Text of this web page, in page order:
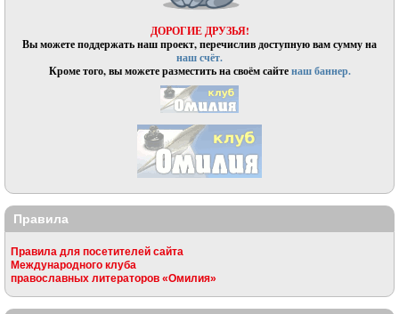
ДОРОГИЕ ДРУЗЬЯ!
Вы можете поддержать наш проект, перечислив доступную вам сумму на
наш счёт.
Кроме того, вы можете разместить на своём сайтенаш баннер.
Правила
Правила для посетителей сайта
Международного клуба
православных литераторов «Омилия»